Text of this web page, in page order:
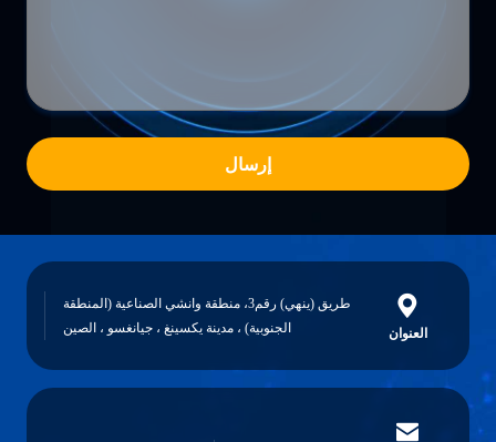
إرسال
العنوان
طريق (ينهي) رقم3، منطقة وانشي الصناعية (المنطقة
الجنوبية) ، مدينة يكسينغ ، جيانغسو ، الصين